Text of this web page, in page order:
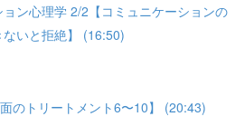
ョン心理学 2/2【コミュニケーションの
いと拒絶】 (16:50)
のトリートメント6〜10】 (20:43)